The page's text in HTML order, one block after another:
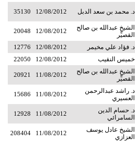
د. محمد بن سعد الدبل 12/08/2012
35130
الشيخ عبدالله بن صالح
القصيِّر
12/08/2012
20048
د. فؤاد علي مخيمر 12/08/2012
12776
خميس النقيب 12/08/2012
22050
الشيخ عبدالله بن صالح
القصيِّر
11/08/2012
20921
د. راشد عبدالرحمن
العسيري
11/08/2012
15686
د. حسام الدين
السامرائي
11/08/2012
12928
الشيخ عادل يوسف
العزازي
11/08/2012
208404